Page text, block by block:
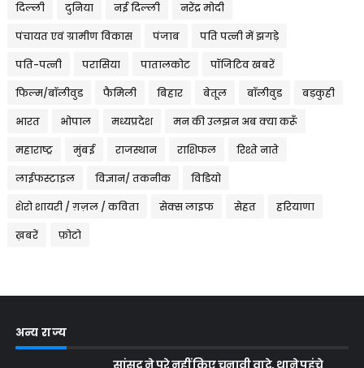
दिल्ली दुनिया नई दिल्ली नरेंद्र मोदी
पंचायत एवं ग्रामीण विकास पंजाब पति पत्नी में झगड़े
पति-पत्नी परासिया पातालकोट पॉजिटिव खबरें
फिल्म/बॉलीवुड फैमिली बिहार बेतूल बॉलीवुड बड़कुही
भारत भोपाल मध्यप्रदेश मन की उलझन अब क्या करूँ
महाराष्ट्र मुंबई राजस्थान राशिफल रिश्ते नाते
लाईफस्टाइल विज्ञान/ तकनीक विडियो
शेरो शायरी / ग़ज़ल / कविता सेक्स लाइफ सेहत हरियाणा
ख़बरें फ़ोटो
अन्य राज्य